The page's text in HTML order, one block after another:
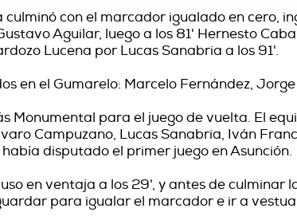
culminó con el marcador igualado en cero,
Aguilar, luego a los 81' Hernesto
Lucena por Lucas Sanabria a los 91'.
en el Gumarelo: Marcelo Fernández,
Monumental para el juego de vuelta. El
Campuzano, Lucas Sanabria, Iván
disputado el primer juego en Asunción.
en ventaja a los 29', y antes de
para igualar el marcador e ir a